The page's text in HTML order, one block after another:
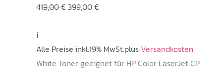
419,00€Ursprünglicher
419,00 €
399,00€Aktueller
399,00 €.
i
Alle Preise inkl.19% MwSt.plusVersandkosten
White Toner geeignet für HP Color LaserJet CP